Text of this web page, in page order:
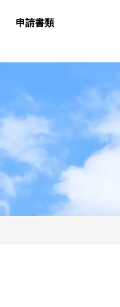
申請書類